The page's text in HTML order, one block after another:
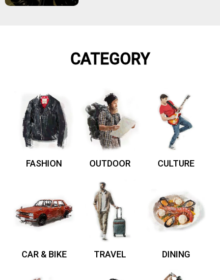
CATEGORY
FASHION OUTDOOR CULTURE
CAR & BIKE TRAVEL DINING